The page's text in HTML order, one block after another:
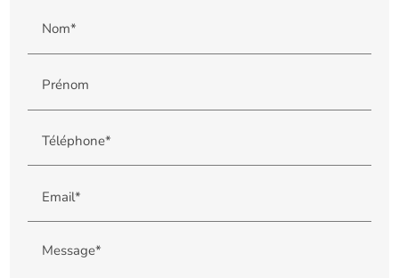
Nom*
Prénom
Téléphone*
Email*
Message*